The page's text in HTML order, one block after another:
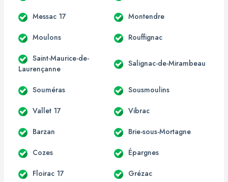
Messac 17 Montendre
Moulons Rouffignac
Saint-Maurice-de-
Laurençanne
Salignac-de-Mirambeau
Souméras Sousmoulins
Vallet 17 Vibrac
Barzan Brie-sous-Mortagne
Cozes Épargnes
Floirac 17 Grézac